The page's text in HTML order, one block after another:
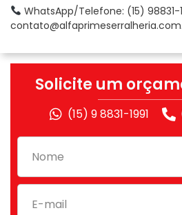
WhatsApp/Telefone: (15) 98831-
Solicite um
(15) 9 8831-1991